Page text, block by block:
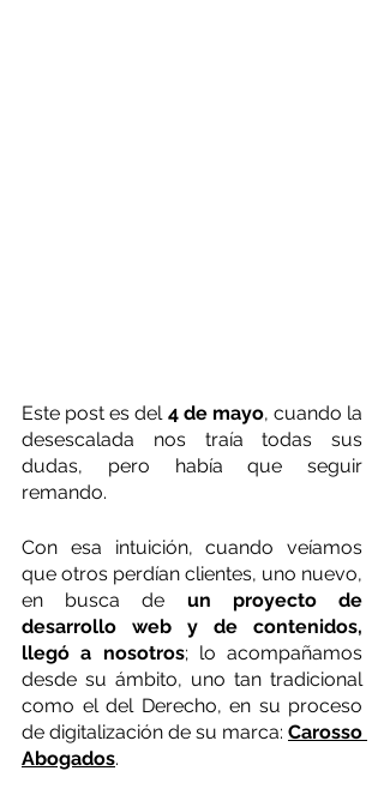
Este post es del 4 de mayo, cuando la
desescalada nos traía todas sus
dudas, pero había que seguir
remando.
Con esa intuición, cuando veíamos
que otros perdían clientes, uno nuevo,
en busca de un proyecto de
desarrollo web y de contenidos,
llegó a nosotros; lo acompañamos
desde su ámbito, uno tan tradicional
como el del Derecho, en su proceso
de digitalización de su marca: Carosso
Abogados.